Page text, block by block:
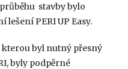
stavby bylo
lešení PERI UP Easy.
byl nutný přesný
byly podpěrné